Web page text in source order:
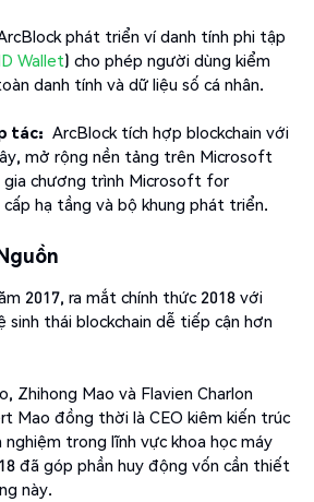
phát triển ví danh tính phi tập
Wallet) cho phép người dùng kiểm
danh tính và dữ liệu số cá nhân.
tác: ArcBlock tích hợp blockchain với
mở rộng nền tảng trên Microsoft
gia chương trình Microsoft for
hạ tầng và bộ khung phát triển.
2017, ra mắt chính thức 2018 với
sinh thái blockchain dễ tiếp cận hơn
Zhihong Mao và Flavien Charlon
Mao đồng thời là CEO kiêm kiến trúc
trong lĩnh vực khoa học máy
đã góp phần huy động vốn cần thiết
này.